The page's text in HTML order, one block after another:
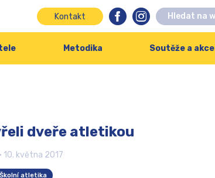
Kontakt
Metodika Soutěže a akce
dveře atletikou
• 10. května 2017
Školní atletika